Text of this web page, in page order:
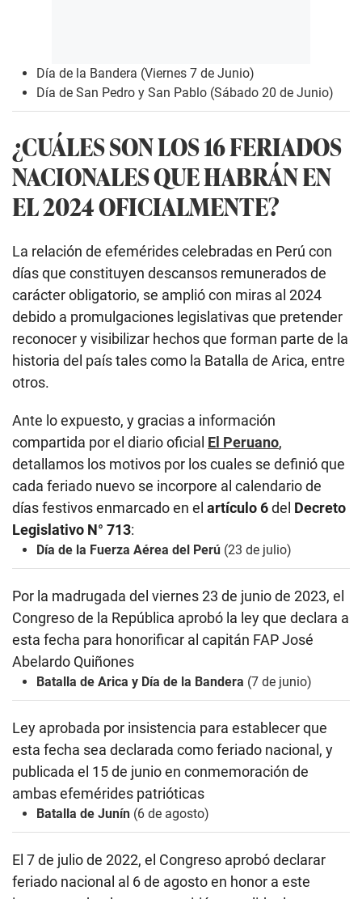
Día de la Bandera (Viernes 7 de Junio)
Día de San Pedro y San Pablo (Sábado 20 de Junio)
¿CUÁLES SON LOS 16 FERIADOS
NACIONALES QUE HABRÁN EN
EL 2024 OFICIALMENTE?
La relación de efemérides celebradas en Perú con
días que constituyen descansos remunerados de
carácter obligatorio, se amplió con miras al 2024
debido a promulgaciones legislativas que pretender
reconocer y visibilizar hechos que forman parte de la
historia del país tales como la Batalla de Arica, entre
otros.
Ante lo expuesto, y gracias a información
compartida por el diario oficial El Peruano,
detallamos los motivos por los cuales se definió que
cada feriado nuevo se incorpore al calendario de
días festivos enmarcado en el artículo 6del Decreto
Legislativo N° 713:
Día de la Fuerza Aérea del Perú (23 de julio)
Por la madrugada del viernes 23 de junio de 2023, el
Congreso de la República aprobó la ley que declara a
esta fecha para honorificar al capitán FAP José
Abelardo Quiñones
Batalla de Arica y Día de la Bandera (7 de junio)
Ley aprobada por insistencia para establecer que
esta fecha sea declarada como feriado nacional, y
publicada el 15 de junioen conmemoración de
ambas efemérides patrióticas
Batalla de Junín (6 de agosto)
El 7 de julio de 2022, el Congreso aprobódeclarar
feriado nacional al 6 de agosto en honor a este